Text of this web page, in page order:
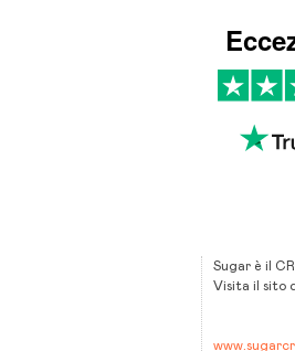
Sugar è il
Visita il sito